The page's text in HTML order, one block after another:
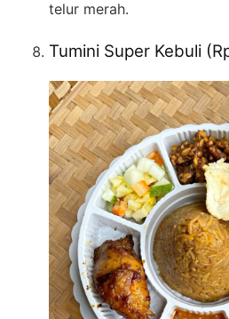
telur merah.
Tumini Super Kebuli